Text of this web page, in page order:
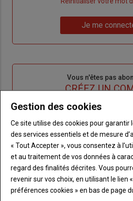
de
me
Je me
Vous n'êtes pas
TITRE CRÉEZ UN
compte pour accéder à
Touraine.
Lien Créez un
Gestion des cookies
Ce site utilise des cookies pour
des services essentiels et de mesure
« Tout Accepter », vous consentez à
et au traitement de vos données à
regard des finalités décrites. Vous
revenir sur vos choix, en utilisant le lien
préférences cookies » en bas de page